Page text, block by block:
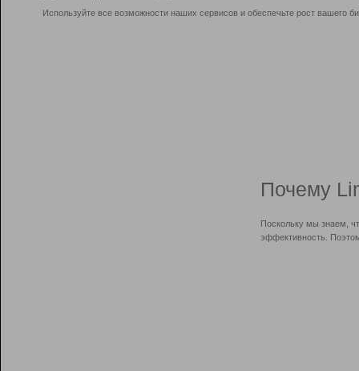
Используйте все возможности наших сервисов и обеспечьте рост вашего
Почему
Поскольку мы знаем,
эффективность.